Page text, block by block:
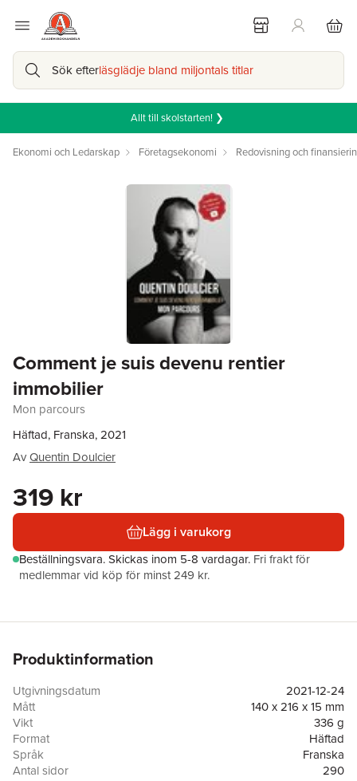
Sök efterläsglädje bland miljontals titlar
Allt till skolstarten! ❯
Ekonomi och Ledarskap Företagsekonomi Redovisning och
Comment je suis devenu rentier
immobilier
Mon parcours
Häftad, Franska, 2021
AvQuentin Doulcier
319 kr
Lägg i varukorg
Beställningsvara.Skickas inom 5-8 vardagar. Fri frakt för
medlemmar vid köp för minst 249 kr.
Produktinformation
Utgivningsdatum
2021-12-24
Mått
140 x 216 x 15 mm
Vikt
336 g
Format
Häftad
Språk
Franska
Antal sidor
290